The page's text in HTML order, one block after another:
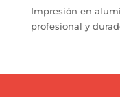
Impresión en
profesional y